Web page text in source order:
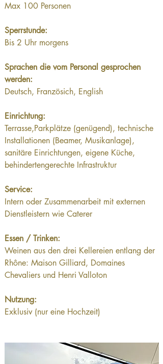
Max 100 Personen
Sperrstunde:
Bis 2 Uhr morgens
Sprachen die vom Personal gesprochen
werden:
Deutsch, Französich, English
Einrichtung:
Terrasse,Parkplätze (genügend), technische
Installationen (Beamer, Musikanlage),
sanitäre Einrichtungen, eigene Küche,
behindertengerechte Infrastruktur
Service:
Intern oder Zusammenarbeit mit externen
Dienstleistern wie Caterer
Essen / Trinken:
Weinen aus den drei Kellereien entlang der
Rhône: Maison Gilliard, Domaines
Chevaliers und Henri Valloton
Nutzung:
Exklusiv (nur eine Hochzeit)